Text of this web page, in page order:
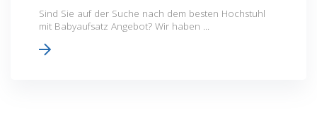
Sind Sie auf der Suche nach dem besten Hochstuhl
mit Babyaufsatz Angebot? Wir haben ...